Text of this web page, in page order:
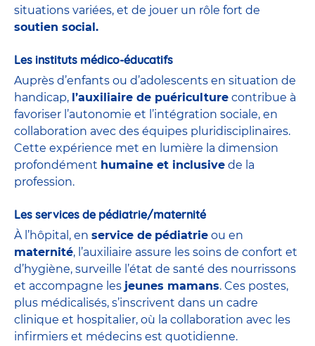
situations variées, et de jouer un rôle fort de
soutien social.
Les instituts médico-éducatifs
Auprès d’enfants ou d’adolescents en situation de
handicap, l’auxiliaire de puériculture contribue à
favoriser l’autonomie et l’intégration sociale, en
collaboration avec des équipes pluridisciplinaires.
Cette expérience met en lumière la dimension
profondément humaine et inclusive de la
profession.
Les services de pédiatrie/maternité
À l’hôpital, en service de pédiatrie ou en
maternité, l’auxiliaire assure les soins de confort et
d’hygiène, surveille l’état de santé des nourrissons
et accompagne les jeunes mamans. Ces postes,
plus médicalisés, s’inscrivent dans un cadre
clinique et hospitalier, où la collaboration avec les
infirmiers et médecins est quotidienne.